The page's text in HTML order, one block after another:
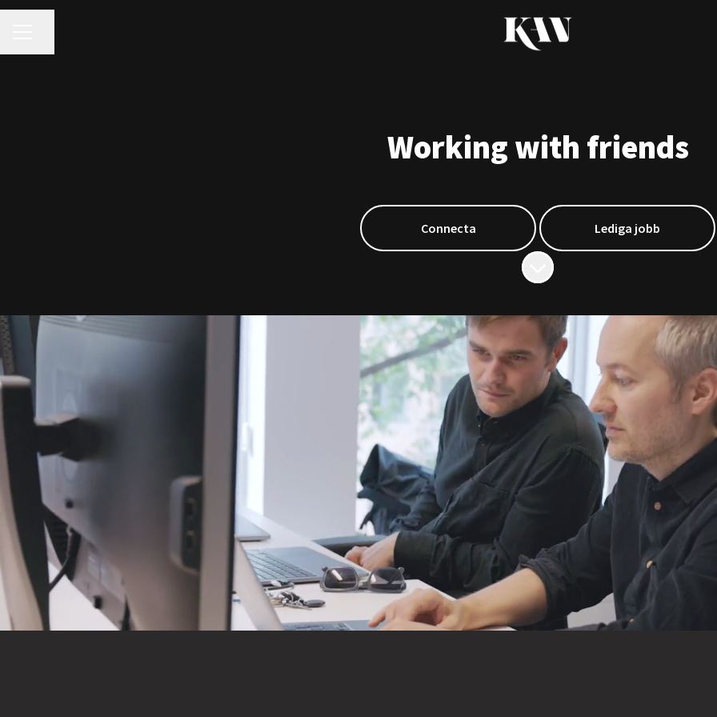
Working with friends
Connecta
Lediga jobb
Skrolla för mer innehåll
Ett härligt gäng som älskar
kul på jobbet
är en av Sveriges största och högst rankade digitala
110 specialister som drivs av att skapa digital
utveckla unika kundupplevelser. Vi har kontor i Malmö och i
Stockholm. Är du vår nästa prestigelösa och drivna kollega?
oss på Stortorget i Malmö och i Skrapan på Södermalm i
träffas gärna om du har erfarenhet och idéer som kan ta våra
nästa nivå.